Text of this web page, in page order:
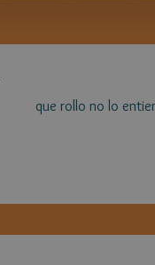
que rollo no lo